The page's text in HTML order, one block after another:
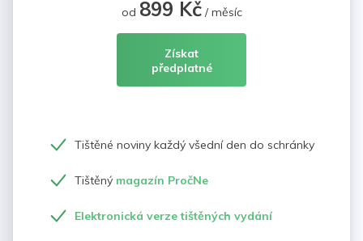
od 899 Kč/ měsíc
Získat
předplatné
Tištěné noviny každý všední den do schránky
Tištěný magazín PročNe
Elektronická verze tištěných vydání